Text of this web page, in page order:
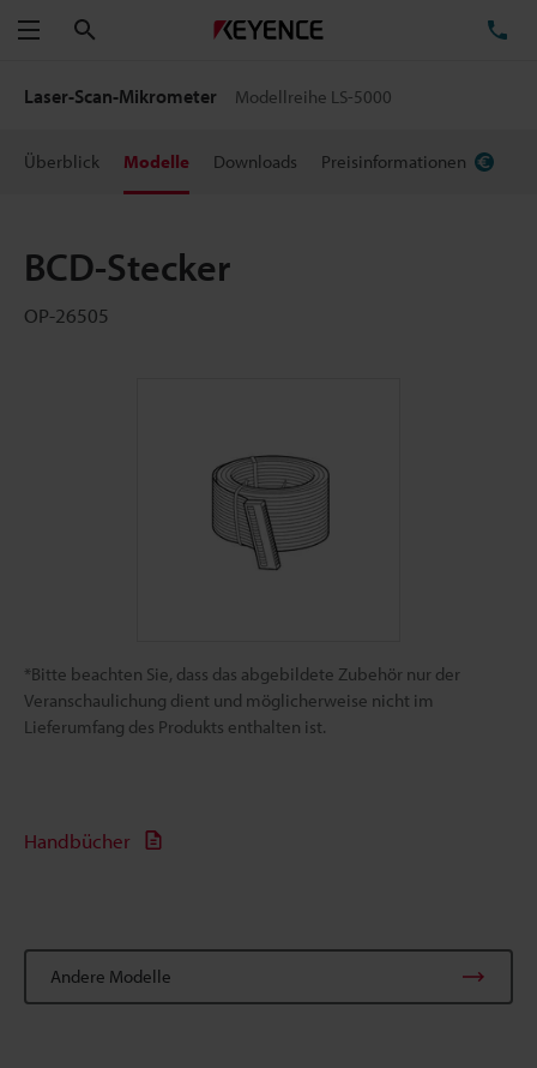
Menü
Laser-Scan-Mikrometer Modellreihe LS-5000
Überblick Modelle Downloads Preisinformationen
BCD-Stecker
OP-26505
*Bitte beachten Sie, dass das abgebildete Zubehör nur der
Veranschaulichung dient und möglicherweise nicht im
Lieferumfang des Produkts enthalten ist.
Handbücher
Andere Modelle